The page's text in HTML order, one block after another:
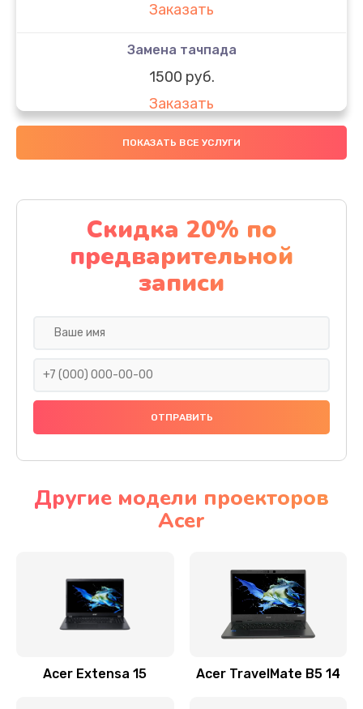
Заказать
Замена тачпада
1500 руб.
Заказать
Замена южного моста
Заказать
Чистка от пыли
1060 руб.
Заказать
Ремонт подсветки
Настройка BIOS
Замена видеочипа
Заказать
ПОКАЗАТЬ ВСЕ УСЛУГИ
Скидка 20% по
предварительной
записи
Другие модели проекторов
Acer
Acer Extensa 15 Acer TravelMate B5 14